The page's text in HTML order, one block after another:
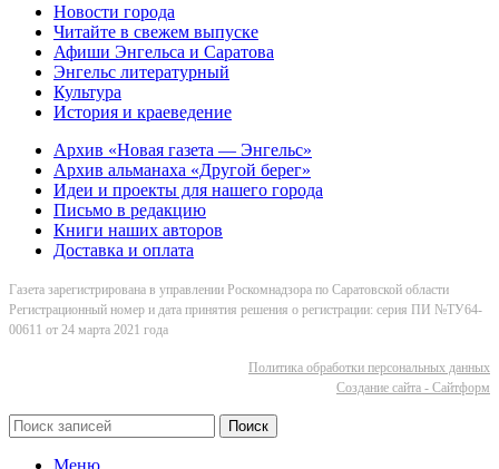
Новости города
Читайте в свежем выпуске
Афиши Энгельса и Саратова
Энгельс литературный
Культура
История и краеведение
Архив «Новая газета — Энгельс»
Архив альманаха «Другой берег»
Идеи и проекты для нашего города
Письмо в редакцию
Книги наших авторов
Доставка и оплата
Газета зарегистрирована в управлении Роскомнадзора по Саратовской области
Регистрационный номер и дата принятия решения о регистрации: серия ПИ №ТУ64-
00611 от 24 марта 2021 года
Политика обработки персональных данных
Cоздание сайта - Сайтформ
Поиск
Меню